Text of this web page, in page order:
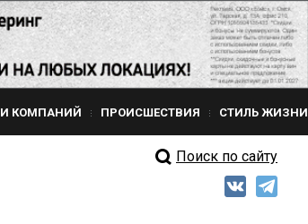
КОМПАНИЙ ПРОИСШЕСТВИЯ СТИЛЬ ЖИЗНИ
Поиск по сайту